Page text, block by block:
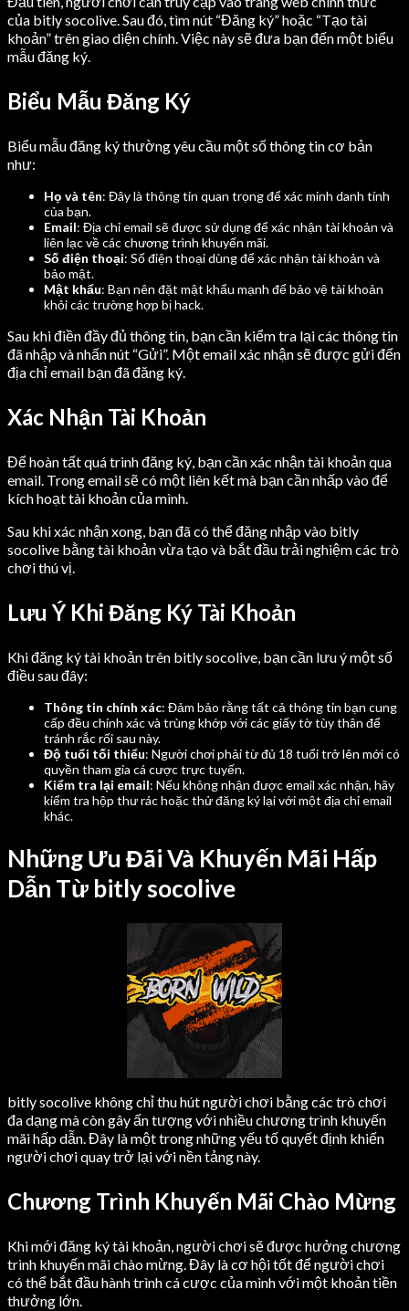
của bitly socolive. Sau đó, tìm nút “Đăng ký” hoặc “Tạo tài
khoản” trên giao diện chính. Việc này sẽ đưa bạn đến một biểu
mẫu đăng ký.
Biểu Mẫu Đăng Ký
Biểu mẫu đăng ký thường yêu cầu một số thông tin cơ bản
như:
Họ và tên: Đây là thông tin quan trọng để xác minh danh tính
của bạn.
Email: Địa chỉ email sẽ được sử dụng để xác nhận tài khoản và
liên lạc về các chương trình khuyến mãi.
Số điện thoại: Số điện thoại dùng để xác nhận tài khoản và
bảo mật.
Mật khẩu: Bạn nên đặt mật khẩu mạnh để bảo vệ tài khoản
khỏi các trường hợp bị hack.
Sau khi điền đầy đủ thông tin, bạn cần kiểm tra lại các thông tin
đã nhập và nhấn nút “Gửi”. Một email xác nhận sẽ được gửi đến
địa chỉ email bạn đã đăng ký.
Xác Nhận Tài Khoản
Để hoàn tất quá trình đăng ký, bạn cần xác nhận tài khoản qua
email. Trong email sẽ có một liên kết mà bạn cần nhấp vào để
kích hoạt tài khoản của mình.
Sau khi xác nhận xong, bạn đã có thể đăng nhập vào bitly
socolive bằng tài khoản vừa tạo và bắt đầu trải nghiệm các trò
chơi thú vị.
Lưu Ý Khi Đăng Ký Tài Khoản
Khi đăng ký tài khoản trên bitly socolive, bạn cần lưu ý một số
điều sau đây:
Thông tin chính xác: Đảm bảo rằng tất cả thông tin bạn cung
cấp đều chính xác và trùng khớp với các giấy tờ tùy thân để
tránh rắc rối sau này.
Độ tuổi tối thiểu: Người chơi phải từ đủ 18 tuổi trở lên mới có
quyền tham gia cá cược trực tuyến.
Kiểm tra lại email: Nếu không nhận được email xác nhận, hãy
kiểm tra hộp thư rác hoặc thử đăng ký lại với một địa chỉ email
khác.
Những Ưu Đãi Và Khuyến Mãi Hấp
Dẫn Từ bitly socolive
bitly socolive không chỉ thu hút người chơi bằng các trò chơi
đa dạng mà còn gây ấn tượng với nhiều chương trình khuyến
mãi hấp dẫn. Đây là một trong những yếu tố quyết định khiến
người chơi quay trở lại với nền tảng này.
Chương Trình Khuyến Mãi Chào Mừng
Khi mới đăng ký tài khoản, người chơi sẽ được hưởng chương
trình khuyến mãi chào mừng. Đây là cơ hội tốt để người chơi
có thể bắt đầu hành trình cá cược của mình với một khoản tiền
thưởng lớn.